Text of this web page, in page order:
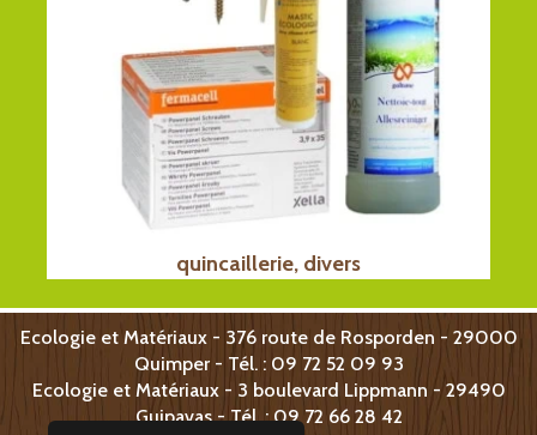
quincaillerie, divers
Ecologie et Matériaux - 376 route de Rosporden - 29000
Quimper - Tél. : 09 72 52 09 93
Ecologie et Matériaux - 3 boulevard Lippmann - 29490
Guipavas - Tél. : 09 72 66 28 42